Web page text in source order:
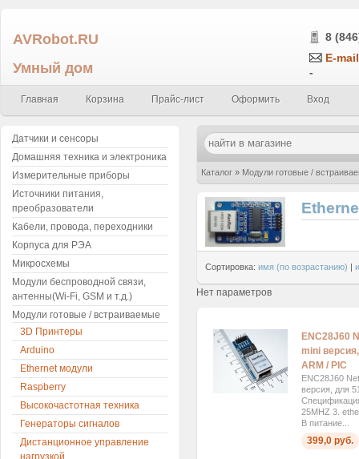
AVRobot.RU
Умный дом
8
E-
-
Главная Корзина Прайс-лист Оформить Вход
Каталог » Модули готовые /
Сортировка: имя (по возрастанию) |
Нет параметров
ENC28J60
mini
ARM / PIC
ENC28J60
версия, для
25MHZ 3.
В питание...
399,0 руб.
Датчики и сенсоры
Домашняя техника и электроника
Измерительные приборы
Источники питания,
преобразователи
Кабели, провода, переходники
Корпуса для РЭА
Микросхемы
Модули беспроводной связи,
антенны(Wi-Fi, GSM и т.д.)
Модули готовые / встраиваемые
3D Принтеры
Arduino
Ethernet модули
Raspberry
Высокочастотная техника
Генераторы сигналов
Дистанционное управление
нагрузкой